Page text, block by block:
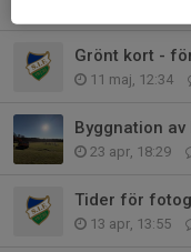
Grönt kort -
11 maj, 12:34
Byggnation
23 apr, 18:29
13 apr, 13:55